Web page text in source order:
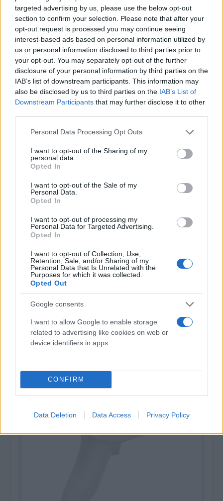
targeted advertising by us, please use the below opt-out
section to confirm your selection. Please note that after your
opt-out request is processed you may continue seeing
interest-based ads based on personal information utilized by
us or personal information disclosed to third parties prior to
your opt-out. You may separately opt-out of the further
disclosure of your personal information by third parties on the
IAB’s list of downstream participants. This information may
also be disclosed by us to third parties on the IAB’s List of
Downstream Participants that may further disclose it to other
Please note that this website/app uses one or more Google
not limited to your visit or usage behaviour. You may click to
grant or deny consent to Google and its third-party tags to
use your data for below specified purposes in below Google
consent section.
Personal Data Processing Opt Outs
I want to opt-out of the Sharing of my
personal data.
Opted In
I want to opt-out of the Sale of my
Personal Data.
Opted In
I want to opt-out of processing my
Personal Data for Targeted Advertising.
Opted In
I want to opt-out of Collection, Use,
Retention, Sale, and/or Sharing of my
Personal Data that Is Unrelated with the
Purposes for which it was collected.
Opted Out
Google consents
I want to allow Google to enable storage
related to advertising like cookies on web or
device identifiers in apps.
CONFIRM
Data Deletion Data Access Privacy Policy
7,85 € (iva esclusa)
( 0 recensioni )
Disinfettanti > Disinfezione mani e cute
Spray disinfettante per cute integra
CUTE - flacone da 250 ml -
PHARMAFIORE
Per la disinfezione di cute integra, delle
mani e dei genitali esterni, la disinfezione
pre-operatoria della cute e la disinfezione
emergenza cutanea.
3,25 € (iva esclusa)
( 0 recensioni )